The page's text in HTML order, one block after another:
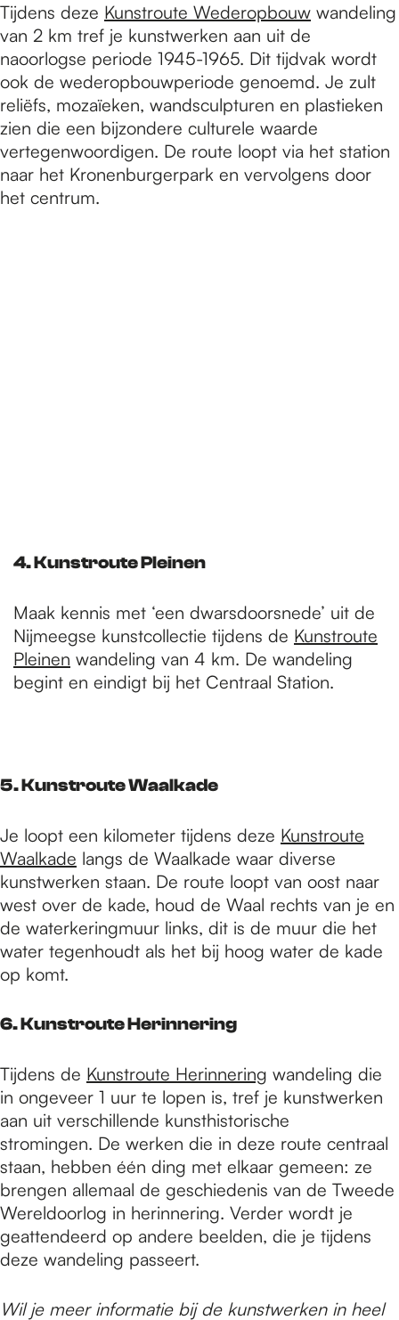
Tijdens deze Kunstroute Wederopbouw wandeling
van 2 km tref je kunstwerken aan uit de
naoorlogse periode 1945-1965. Dit tijdvak wordt
ook de wederopbouwperiode genoemd. Je zult
reliëfs, mozaïeken, wandsculpturen en plastieken
zien die een bijzondere culturele waarde
vertegenwoordigen. De route loopt via het station
naar het Kronenburgerpark en vervolgens door
het centrum.
4. Kunstroute Pleinen
Maak kennis met ‘een dwarsdoorsnede’ uit de
Nijmeegse kunstcollectie tijdens de Kunstroute
Pleinen wandeling van 4 km. De wandeling
begint en eindigt bij het Centraal Station.
5. Kunstroute Waalkade
Je loopt een kilometer tijdens deze Kunstroute
Waalkade langs de Waalkade waar diverse
kunstwerken staan. De route loopt van oost naar
west over de kade, houd de Waal rechts van je en
de waterkeringmuur links, dit is de muur die het
water tegenhoudt als het bij hoog water de kade
op komt.
6. Kunstroute Herinnering
Tijdens de Kunstroute Herinnering wandeling die
in ongeveer 1 uur te lopen is, tref je kunstwerken
aan uit verschillende kunsthistorische
stromingen. De werken die in deze route centraal
staan, hebben één ding met elkaar gemeen: ze
brengen allemaal de geschiedenis van de Tweede
Wereldoorlog in herinnering. Verder wordt je
geattendeerd op andere beelden, die je tijdens
deze wandeling passeert.
Wil je meer informatie bij de kunstwerken in heel